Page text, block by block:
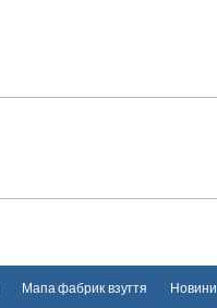
Мапа фабрик взуття Новини